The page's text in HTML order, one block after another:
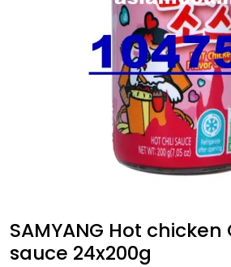
SAMYANG Hot
sauce 24x200g